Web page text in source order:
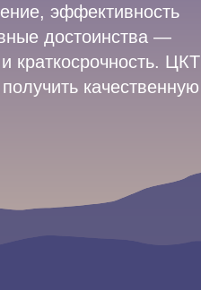
эффективность
достоинства —
краткосрочность. ЦКТ
качественную